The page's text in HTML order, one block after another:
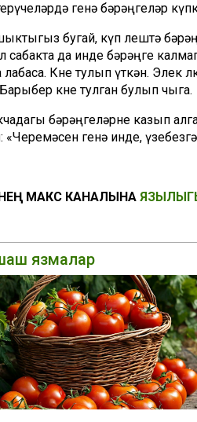
генә бәрәңгеләр
бугай, күп өлештә
сабакта да инде бәрәңге
лабаса. Көне тулып үткән. Элек
Барыбер көне тулган булып чыга.
бәрәңгеләрне казып
«Черемәсен генә инде,
МАКС КАНАЛЫНА
язмалар